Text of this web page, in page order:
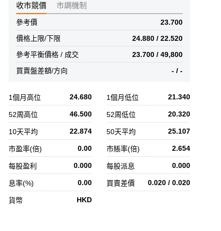
收市競價 市調機制
23.700
參考價
24.880 / 22.520
價格上限/下限
23.700 / 49,800
參考平衡價格 / 成交
- / -
買賣盤差額/方向
1個月高位 24.680 1個月低位 21.340
52周高位 46.500 52周低位 20.320
10天平均 22.874 50天平均 25.107
市盈率(倍) 0.00 市賬率(倍) 2.654
每股盈利 0.000 每股派息 0.000
息率(%) 0.00 買賣差價 0.020 / 0.020
貨幣 HKD